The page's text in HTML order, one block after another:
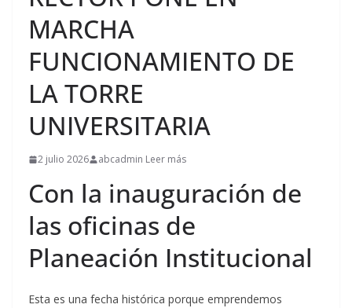
MARCHA
FUNCIONAMIENTO DE
LA TORRE
UNIVERSITARIA
2 julio 2026 abcadmin Leer más
Con la inauguración de
las oficinas de
Planeación Institucional
Esta es una fecha histórica porque emprendemos